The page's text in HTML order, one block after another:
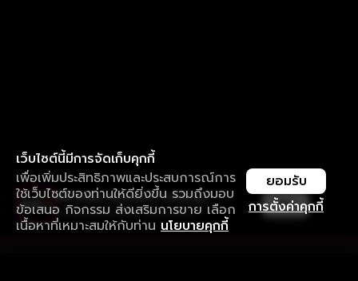
เว็บไซต์นี้มีการจัดเก็บคุกกี้
เพื่อเพิ่มประสิทธิภาพและประสบการณ์การ
ใช้เว็บไซต์ของท่านให้ดียิ่งขึ้น รวมถึงมอบ
ข้อเสนอ กิจกรรม ส่งเสริมการขาย เลือก
เนื้อหาที่เหมาะสมให้กับท่าน นโยบายคุกกี้
การตั้งค่าคุกกี้
ยอมรับ
ใช้งานแอป ลื่นไหลกว่า ไม่มีสะดุด
ดาวน์โหลดแอปเพื่อการรับชมที่ดีกว่า เปิด